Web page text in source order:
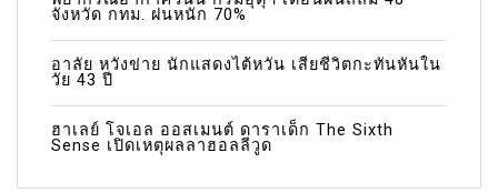
จังหวัด กทม. ฝนหนัก 70%
อาลัย หวังข่าย นักแสดงไต้หวัน เสียชีวิตกะทันหันใน
วัย 43 ปี
ฮาเลย์ โจเอล ออสเมนต์ ดาราเด็ก The Sixth
Sense เปิดเหตุผลลาฮอลลีวูด